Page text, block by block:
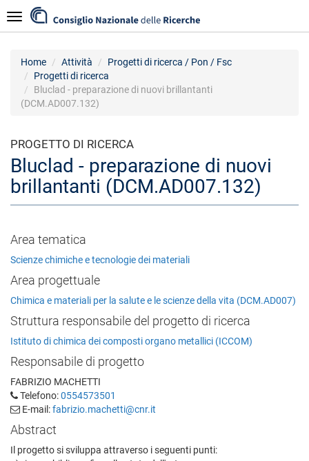
al
contenuto
Navigazione
Home Attività
Progetti di ricerca / Pon / Fsc
Progetti di ricerca
Bluclad - preparazione di nuovi brillantanti
(DCM.AD007.132)
PROGETTO DI RICERCA
Bluclad - preparazione di nuovi
brillantanti (DCM.AD007.132)
Area tematica
Scienze chimiche e tecnologie dei materiali
Area progettuale
Chimica e materiali per la salute e le scienze della vita (DCM.AD007)
Struttura responsabile del progetto di ricerca
Istituto di chimica dei composti organo metallici (ICCOM)
Responsabile di progetto
FABRIZIO MACHETTI
Telefono:0554573501
E-mail:fabrizio.machetti@cnr.it
Abstract
Il progetto si sviluppa attraverso i seguenti punti: